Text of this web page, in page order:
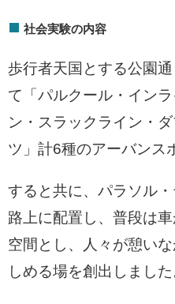
社会実験の内容
歩行者天国とする公園
て「パルクール・イン
ン・スラックライン・
ツ」計6種のアーバンス
すると共に、パラソル
路上に配置し、普段は
空間とし、人々が憩い
しめる場を創出しました